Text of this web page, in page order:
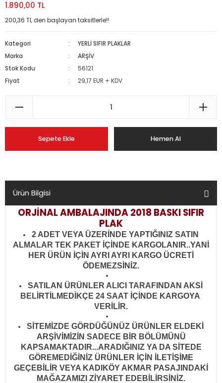
1.890,00 TL
200,36 TL den başlayan taksitlerle!!
Kategori
YERLİ SIFIR PLAKLAR
Marka
ARŞİV
Stok Kodu
56121
Fiyat
29,17 EUR + KDV
Sepete Ekle Hemen Al
Ürün Bilgisi
ORJİNAL AMBALAJINDA 2018 BASKI SIFIR
PLAK
2 ADET VEYA ÜZERİNDE YAPTIĞINIZ SATIN
ALMALAR TEK PAKET İÇİNDE KARGOLANIR..YANİ
HER ÜRÜN İÇİN AYRI AYRI KARGO ÜCRETİ
ÖDEMEZSİNİZ.
SATILAN ÜRÜNLER ALICI TARAFINDAN AKSİ
BELİRTİLMEDİKÇE 24 SAAT İÇİNDE KARGOYA
VERİLİR.
SİTEMİZDE GÖRDÜĞÜNÜZ ÜRÜNLER ELDEKİ
ARŞİVİMİZİN SADECE BİR BÖLÜMÜNÜ
KAPSAMAKTADIR...ARADIĞINIZ YA DA SİTEDE
GÖREMEDİĞİNİZ ÜRÜNLER İÇİN İLETİŞİME
GEÇEBİLİR VEYA KADIKÖY AKMAR PASAJINDAKİ
MAĞAZAMIZI ZİYARET EDEBİLİRSİNİZ.